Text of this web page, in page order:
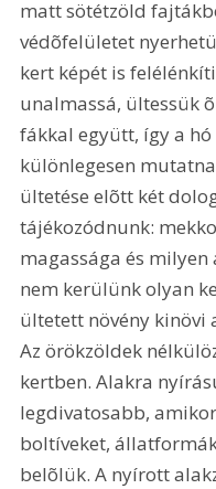
matt sötétzöld
védõfelületet
kert képét is
unalmassá, ültessük
fákkal együtt, így a
különlegesen
ültetése elõtt két
tájékozódnunk:
magassága és milyen
nem kerülünk olyan
ültetett növény kinövi
Az örökzöldek
kertben. Alakra
legdivatosabb,
boltíveket,
belõlük. A nyírott